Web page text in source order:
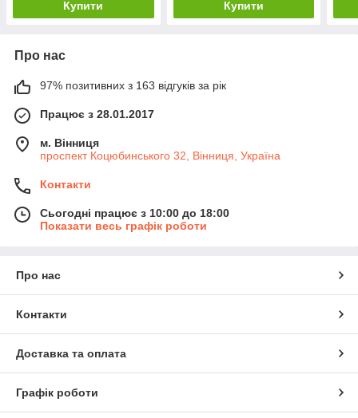
Купити Купити
Про нас
97% позитивних з 163 відгуків за рік
Працює з 28.01.2017
м. Вінниця
проспект Коцюбинського 32, Вінниця, Україна
Контакти
Сьогодні працює з 10:00 до 18:00
Показати весь графік роботи
Про нас
Контакти
Доставка та оплата
Графік роботи